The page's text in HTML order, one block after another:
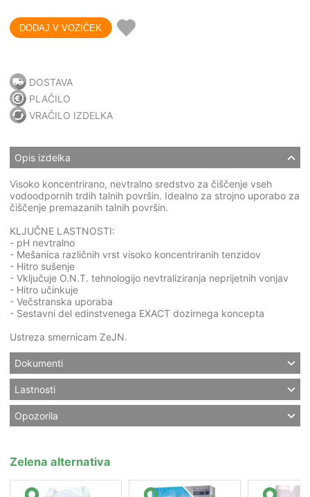
DOSTAVA
PLAČILO
VRAČILO IZDELKA
Opis izdelka
Visoko koncentrirano, nevtralno sredstvo za čiščenje vseh
vodoodpornih trdih talnih površin. Idealno za strojno uporabo za
čiščenje premazanih talnih površin.
KLJUČNE LASTNOSTI:
- pH nevtralno
- Mešanica različnih vrst visoko koncentriranih tenzidov
- Hitro sušenje
- Vključuje O.N.T. tehnologijo nevtraliziranja neprijetnih vonjav
- Hitro učinkuje
- Večstranska uporaba
- Sestavni del edinstvenega EXACT dozirnega koncepta
Ustreza smernicam ZeJN.
Dokumenti
Lastnosti
Opozorila
Zelena alternativa